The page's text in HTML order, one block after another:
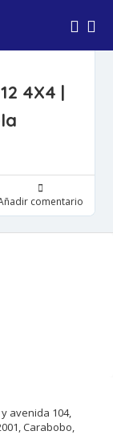
4X4 |
comentario
avenida 104,
Carabobo,